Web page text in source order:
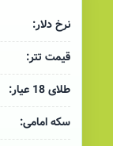
نرخ دلار:
قیمت تتر:
طلای 18 عیار:
سکه امامی: